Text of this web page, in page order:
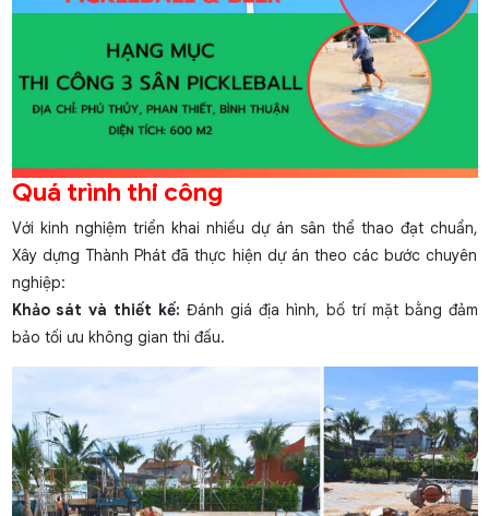
Quá trình thi công
Với kinh nghiệm triển khai nhiều dự án sân thể thao đạt chuẩn,
Xây dựng Thành Phát đã thực hiện dự án theo các bước chuyên
nghiệp:
Khảo sát và thiết kế:Đánh giá địa hình, bố trí mặt bằng đảm
bảo tối ưu không gian thi đấu.